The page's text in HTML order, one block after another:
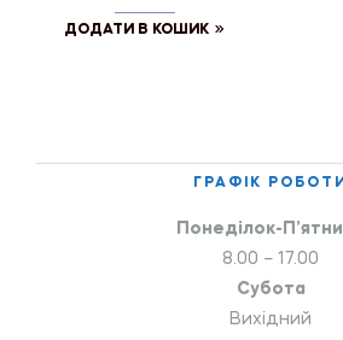
ДОДАТИ В КОШИК
ГРАФІК
Понеділок-
8.00 – 17.00
Субота
Вихідний